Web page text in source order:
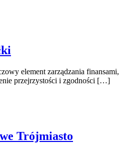
element zarządzania finansami,
przejrzystości i zgodności […]
Trójmiasto